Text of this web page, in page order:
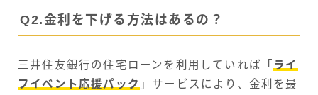
Q2.金利を下げる方法はあるの？
三井住友銀行の住宅ローンを利用していれば「 ライ
フイベント応援パック 」サービスにより、金利を最